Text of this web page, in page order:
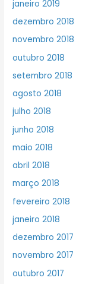
janeiro 2019
dezembro 2018
novembro 2018
outubro 2018
setembro 2018
agosto 2018
julho 2018
junho 2018
maio 2018
abril 2018
março 2018
fevereiro 2018
janeiro 2018
dezembro 2017
novembro 2017
outubro 2017